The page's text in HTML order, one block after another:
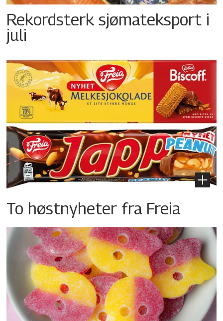
Rekordsterk sjømateksport i
juli
To høstnyheter fra Freia